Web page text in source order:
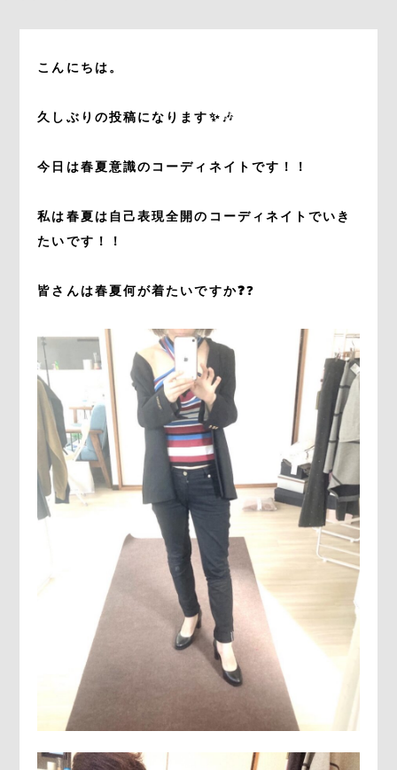
こんにちは。
久しぶりの投稿になります✨ 🎶
今日は春夏意識のコーディネイトです！！
私は春夏は自己表現全開のコーディネイトでいき
たいです！！
皆さんは春夏何が着たいですか❓❓
CONTACT